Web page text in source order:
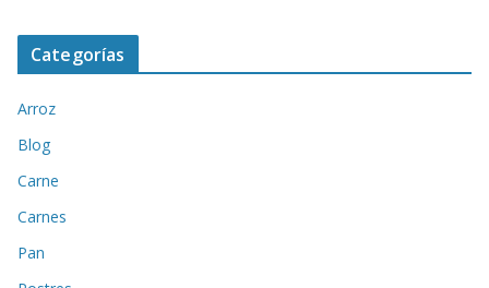
Categorías
Arroz
Blog
Carne
Carnes
Pan